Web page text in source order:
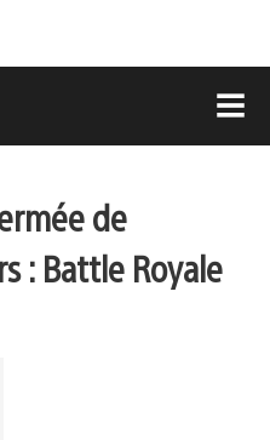
de
: Battle Royale